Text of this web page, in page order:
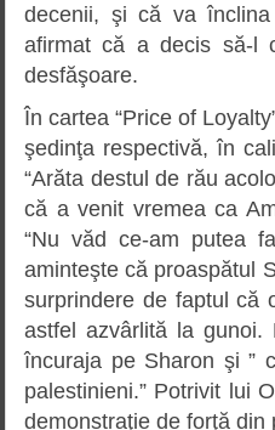
decenii, şi că va
afirmat că a decis să-l
desfăşoare.
În cartea “Price of
şedinţa respectivă, în
“Arăta destul de rău
că a venit vremea ca
“Nu văd ce-am putea
aminteşte că proaspătul
surprindere de faptul că
astfel azvârlită la
încuraja pe Sharon şi ”
palestinieni.” Potrivit lui
demonstraţie de forţă din